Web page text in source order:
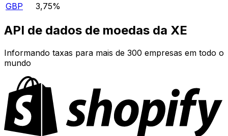
GBP
3,75%
API de dados de moedas da XE
Informando taxas para mais de 300 empresas em todo o
mundo